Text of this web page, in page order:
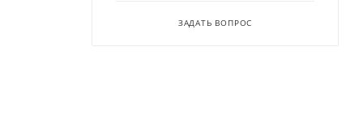
ЗАДАТЬ ВОПРОС